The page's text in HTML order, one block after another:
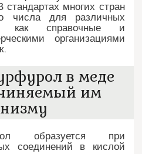
стандартах многих стран
числа для различных
как справочные и
организациями
в меде
им
образуется при
соединений в кислой